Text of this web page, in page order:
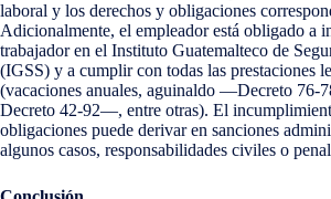
laboral y los derechos y obligaciones
Adicionalmente, el empleador está obligado a
trabajador en el Instituto Guatemalteco de
(IGSS) y a cumplir con todas las prestaciones
(vacaciones anuales, aguinaldo —Decreto
Decreto 42-92—, entre otras). El
obligaciones puede derivar en sanciones
algunos casos, responsabilidades civiles o